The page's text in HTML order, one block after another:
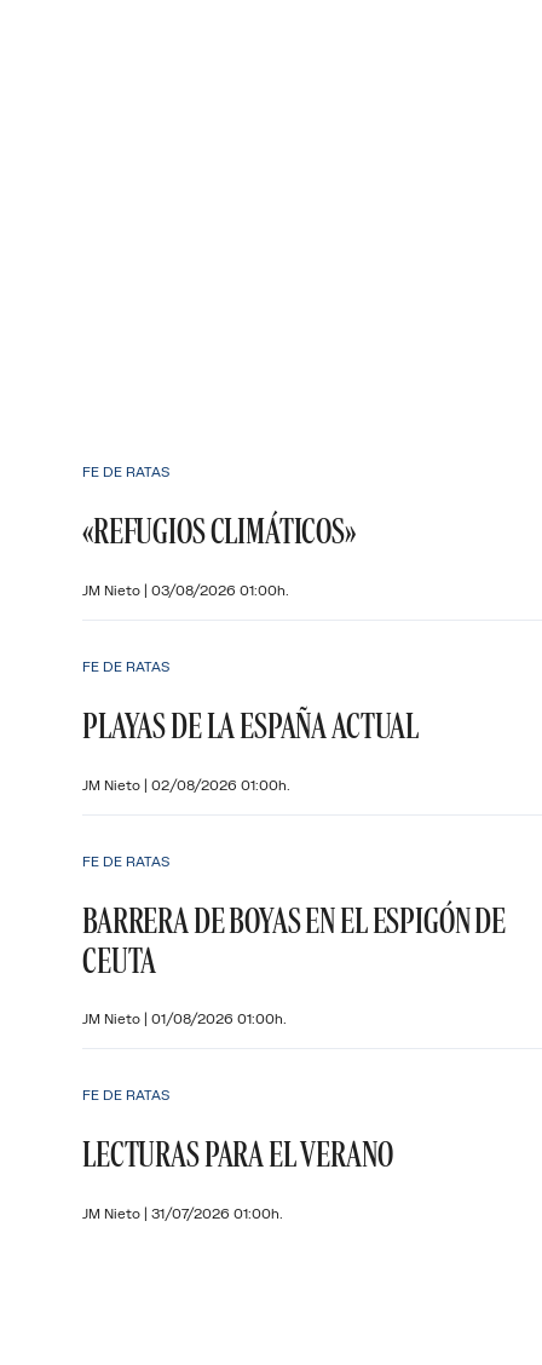
FE DE RATAS
«REFUGIOS CLIMÁTICOS»
JM Nieto | 03/08/2026 01:00h.
FE DE RATAS
PLAYAS DE LA ESPAÑA ACTUAL
JM Nieto | 02/08/2026 01:00h.
FE DE RATAS
BARRERA DE BOYAS EN EL ESPIGÓN DE
CEUTA
JM Nieto | 01/08/2026 01:00h.
FE DE RATAS
LECTURAS PARA EL VERANO
JM Nieto | 31/07/2026 01:00h.